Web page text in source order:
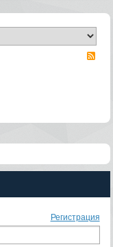
Регистрация